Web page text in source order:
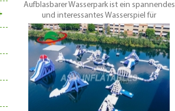
Wasserspritzpark
Aufblasbarer Wasserpark ist ein spannendes
und interessantes Wasserspiel für
Erwachsene und Kinder ab 7 Jahren. Spieler
können auf verschiedene Elemente wie
aufblasbare Eisberge, Trampoline, Rutschen,
Wippen und vieles mehr klettern, sitzen und
laufen. Probieren Sie es aus – Sie werden
den schwimmenden Wasserspielplatz
lieben.